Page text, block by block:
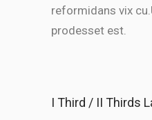
reformidans vix
prodesset est.
I Third / II Thirds